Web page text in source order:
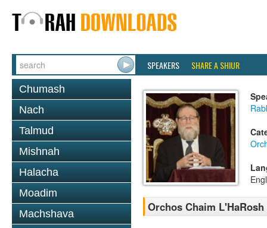
SPEAKERS SHARE A SHIUR
Chumash
Nach
Talmud
Mishnah
Halacha
Moadim
Machshava
Orchos Chaim L'HaRosh